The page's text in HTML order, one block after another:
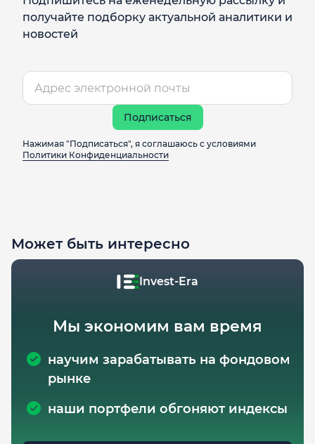
получайте подборку актуальной аналитики и
новостей
Подписаться
Нажимая "Подписаться", я соглашаюсь с условиями
Политики Конфиденциальности
Может быть интересно
Invest-Era
Мы экономим вам время
научим зарабатывать на фондовом
рынке
наши портфели обгоняют индексы